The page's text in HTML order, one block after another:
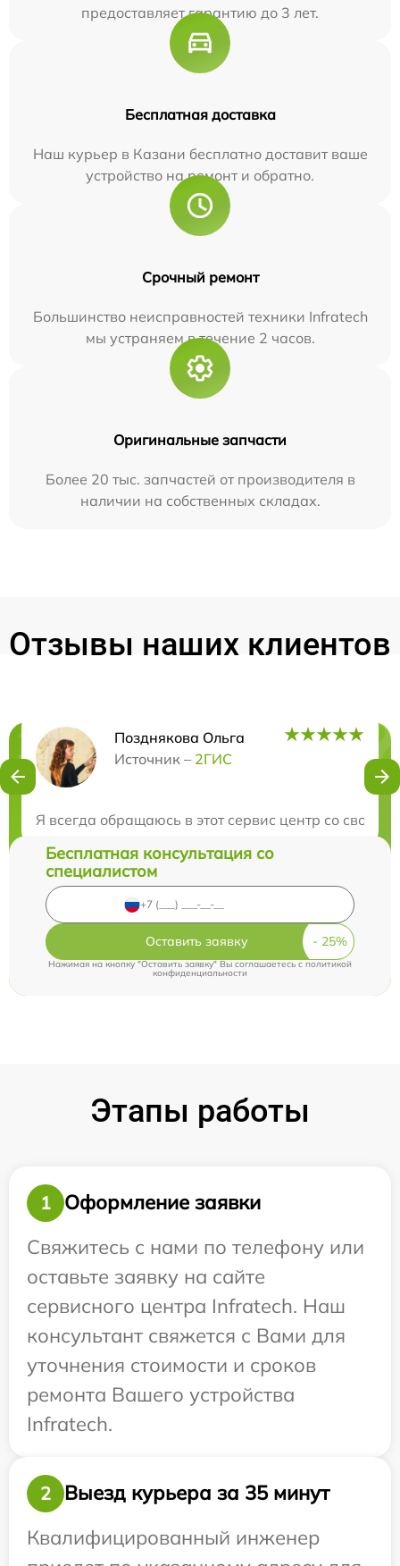
предоставляет гарантию до 3 лет.
Бесплатная доставка
Наш курьер в Казани бесплатно доставит ваше
устройство на ремонт и обратно.
Срочный ремонт
Большинство неисправностей техники Infratech
мы устраняем в течение 2 часов.
Оригинальные запчасти
Более 20 тыс. запчастей от производителя в
наличии на собственных складах.
Отзывы наших клиентов
Позднякова Ольга
Источник – 2ГИС
Я всегда обращаюсь в этот сервис центр со своей
Нужна консультация?
Бесплатная консультация со
специалистом
Оставить заявку
Нажимая на кнопку "Оставить заявку" Вы соглашаетесь cполитикой
конфиденциальности
Этапы работы
1
Оформление заявки
Свяжитесь с нами по телефону или
оставьте заявку на сайте
сервисного центра Infratech. Наш
консультант свяжется с Вами для
уточнения стоимости и сроков
ремонта Вашего устройства
Infratech.
2
Выезд курьера за 35 минут
Квалифицированный инженер